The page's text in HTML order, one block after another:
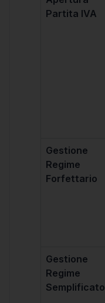
Partita IVA
Gestione
Regime
Forfettario
Gestione
Regime
Semplificato